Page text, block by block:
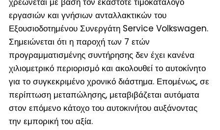
εργασιών και γνήσιων ανταλλακτικών του
Εξουσιοδοτημένου Συνεργάτη Service Volkswagen.
Σημειώνεται ότι η παροχή των 7 ετών
προγραμματισμένης συντήρησης δεν έχει κανένα
χιλιομετρικό περιορισμό και ακολουθεί το αυτοκίνητο
για το συγκεκριμένο χρονικό διάστημα. Επομένως, σε
περίπτωση μεταπώλησης, μεταβιβάζεται αυτόματα
στον επόμενο κάτοχο του αυτοκινήτου αυξάνοντας
την εμπορική του αξία.